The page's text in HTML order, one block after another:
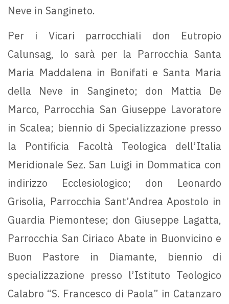
Neve in Sangineto.
Per i Vicari parrocchiali don Eutropio
Calunsag, lo sarà per la Parrocchia Santa
Maria Maddalena in Bonifati e Santa Maria
della Neve in Sangineto; don Mattia De
Marco, Parrocchia San Giuseppe Lavoratore
in Scalea; biennio di Specializzazione presso
la Pontificia Facoltà Teologica dell’Italia
Meridionale Sez. San Luigi in Dommatica con
indirizzo Ecclesiologico; don Leonardo
Grisolia, Parrocchia Sant’Andrea Apostolo in
Guardia Piemontese; don Giuseppe Lagatta,
Parrocchia San Ciriaco Abate in Buonvicino e
Buon Pastore in Diamante, biennio di
specializzazione presso l’Istituto Teologico
Calabro “S. Francesco di Paola” in Catanzaro